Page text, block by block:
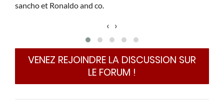
sancho et Ronaldo and co.
‹ ›
VENEZ REJOINDRE LA DISCUSSION SUR
LE FORUM !